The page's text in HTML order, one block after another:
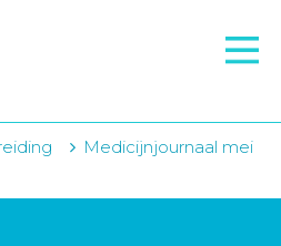
Medicijnjournaal mei